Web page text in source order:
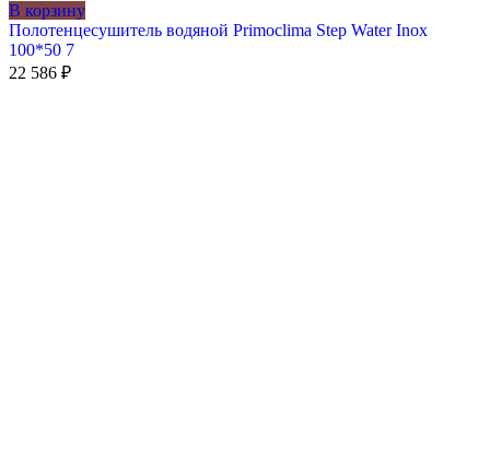
В корзину
Полотенцесушитель водяной Primoclima Step Water Inox
100*50 7
22 586 ₽